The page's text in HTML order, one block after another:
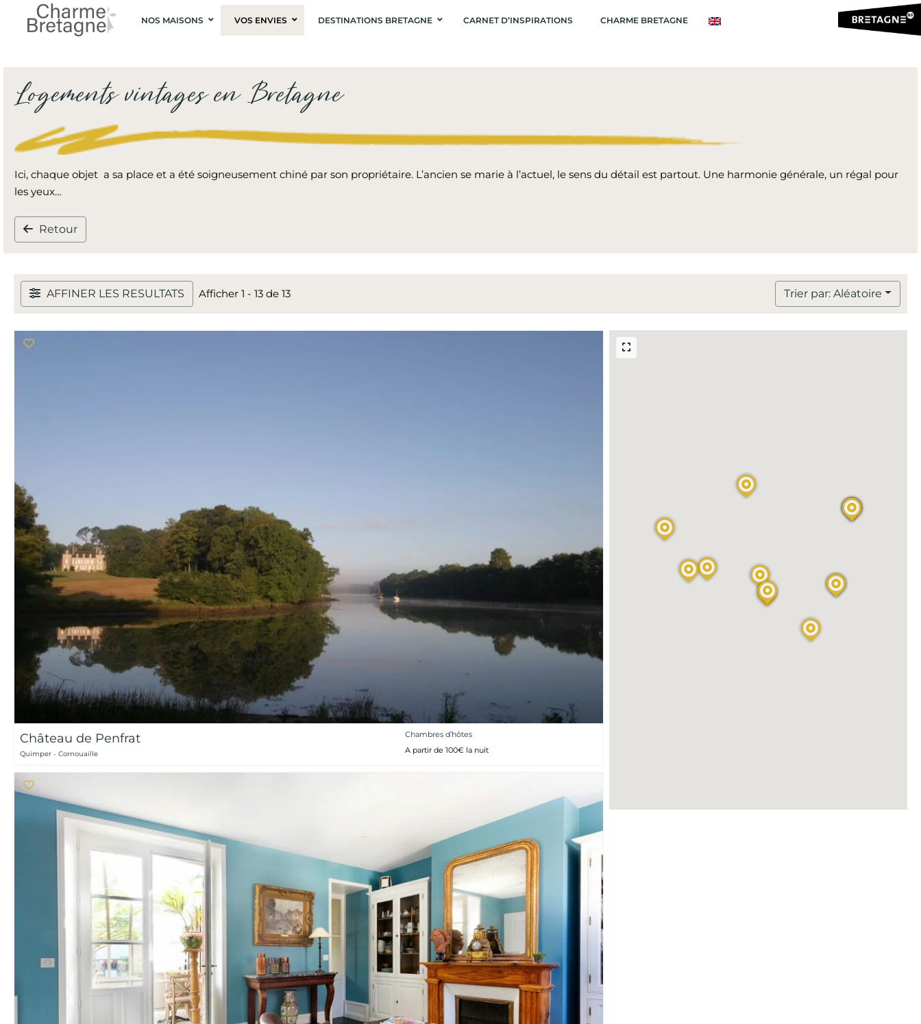
NOS MAISONS VOS ENVIES DESTINATIONS BRETAGNE CARNET D’INSPIRATIONS CHARME BRETAGNE
Logements vintages en Bretagne
Ici, chaque objet a sa place et a été soigneusement chiné par son propriétaire. L’ancien se marie à l’actuel, le sens du détail est partout. Une harmonie générale, un régal pour
les yeux…
Retour
AFFINER LES RESULTATS Afficher 1 - 13 de 13 Trier par: Aléatoire
Château de Penfrat
Quimper - Cornouaille
Chambres d’hôtes
A partir de 100€ la nuit